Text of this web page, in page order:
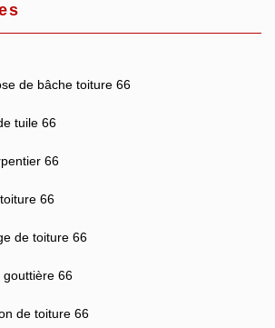
de bâche toiture 66
tuile 66
66
66
de toiture 66
gouttière 66
de toiture 66